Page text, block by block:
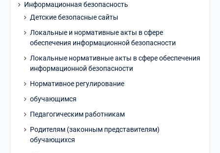
Информационная безопасность
Детские безопасные сайты
Локальные и нормативные акты в сфере
обеспечения информационной безопасности
Локальные нормативные акты в сфере обеспечения
информационной безопасности
Нормативное регулирование
обучающимся
Педагогическим работникам
Родителям (законным представителям)
обучающихся